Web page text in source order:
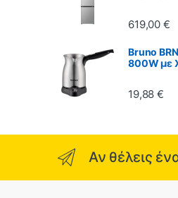
619,00€
Bruno
800W με
19,88€
Αν θέλεις